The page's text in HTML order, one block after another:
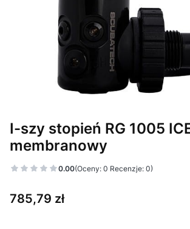
I-szy stopień RG 1005
membranowy
0.00(Oceny: 0 Recenzje: 0)
Cena
785,79 zł